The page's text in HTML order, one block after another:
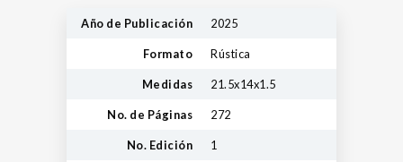
Año de Publicación 2025
Formato Rústica
Medidas 21.5x14x1.5
No. de Páginas 272
No. Edición 1